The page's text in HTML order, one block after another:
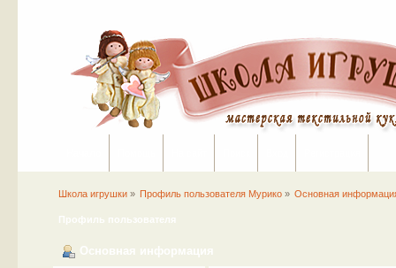
Школа игрушки» Профиль пользователя Мурико » Основная
Профиль пользователя
Основная информация